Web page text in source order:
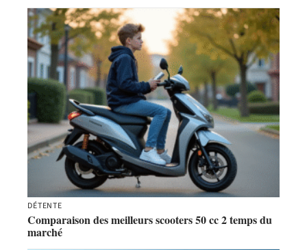
DÉTENTE
Comparaison des meilleurs scooters 50 cc 2 temps du
marché